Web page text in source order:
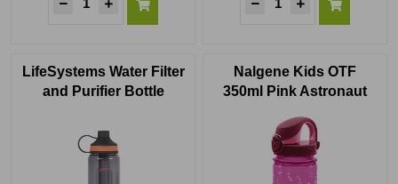
LifeSystems Water Filter
and Purifier Bottle
Nalgene Kids OTF
350ml Pink Astronaut